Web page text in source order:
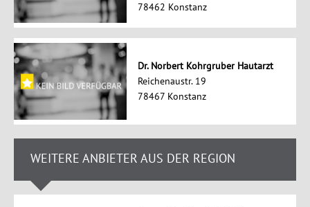
78462 Konstanz
Dr. Norbert Kohrgruber Hautarzt
Reichenaustr. 19
78467 Konstanz
WEITERE ANBIETER AUS DER REGION